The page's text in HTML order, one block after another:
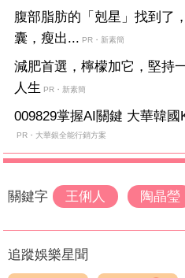
腹部脂肪的「剋星」找到了
囊，瘦出... PR・新素簡
減肥首選，檸檬加它，堅持
人生 PR・新素簡
009829掌握AI關鍵 大華韓國
PR・大華銀全能行銷方案
關鍵字 王俐人 陶晶瑩
追蹤娛樂星聞